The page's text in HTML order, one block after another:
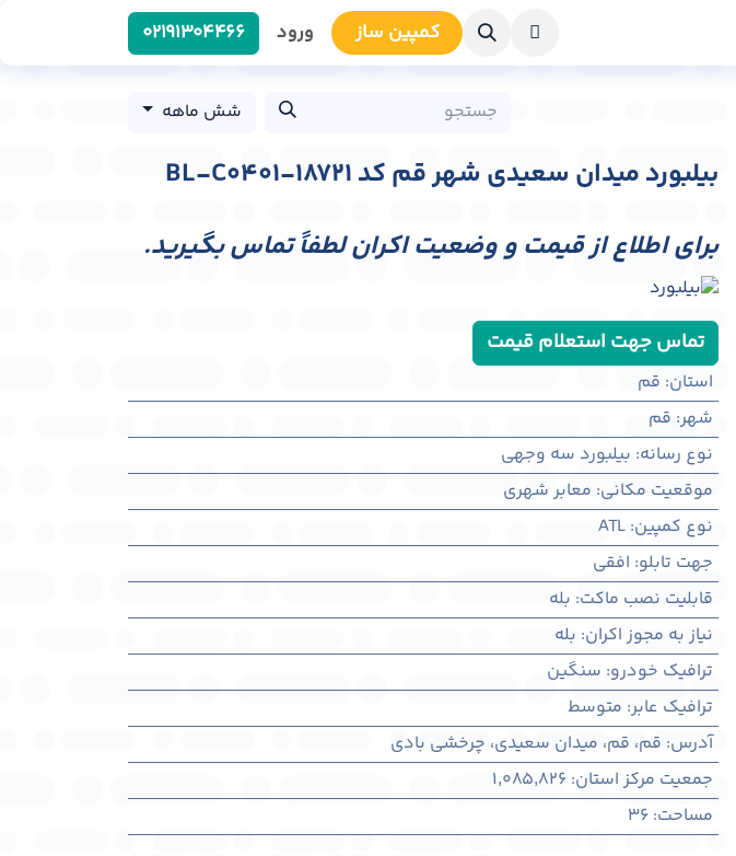
کمپین سا​​ز ورود 0219​1304466
شش ماهه
بیلبورد میدان سعیدی شهر قم کد BL-C0401-18721
برای اطلاع از قیمت و وضعیت اکران لطفاً تماس بگیرید.
تماس جهت استعلام قیمت
استان: قم
شهر: قم
نوع رسانه: بیلبورد سه وجهی
موقعیت مکانی: معابر شهری
نوع کمپین:
ATL
جهت تابلو: افقی
قابلیت نصب ماکت: بله
نیاز به مجوز اکران: بله
ترافیک خودرو: سنگین
ترافیک عابر: متوسط
آدرس: قم، قم، میدان سعیدی، چرخشی بادی
جمعیت مرکز استان:
1,085,826
مساحت:
36